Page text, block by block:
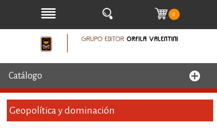
0
Catálogo
Geopolítica y dominación